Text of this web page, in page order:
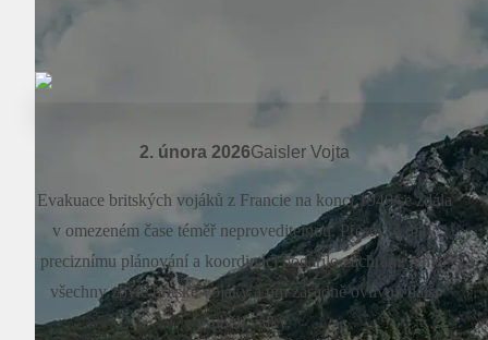
2. února 2026Gaisler Vojta
Evakuace britských vojáků z Francie na konci 1940 se zdála
v omezeném čase téměř neproveditelnou. Přesto se díky
preciznímu plánování a koordinaci podařilo zachránit téměř
všechny zbylé britské vojáky a tím zásadně ovlivnit další
průběh války.